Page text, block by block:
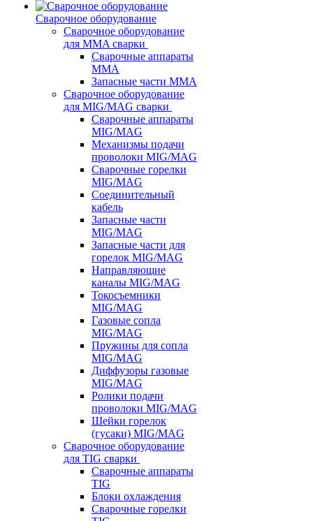
Сварочное оборудование
Сварочное оборудование
для MMA сварки
Сварочные аппараты
MMA
Запасные части MMA
Сварочное оборудование
для MIG/MAG сварки
Сварочные аппараты
MIG/MAG
Механизмы подачи
проволоки MIG/MAG
Сварочные горелки
MIG/MAG
Соединительный
кабель
Запасные части
MIG/MAG
Запасные части для
горелок MIG/MAG
Направляющие
каналы MIG/MAG
Токосъемники
MIG/MAG
Газовые сопла
MIG/MAG
Пружины для сопла
MIG/MAG
Диффузоры газовые
MIG/MAG
Ролики подачи
проволоки MIG/MAG
Шейки горелок
(гусаки) MIG/MAG
Сварочное оборудование
для TIG сварки
Сварочные аппараты
TIG
Блоки охлаждения
Сварочные горелки